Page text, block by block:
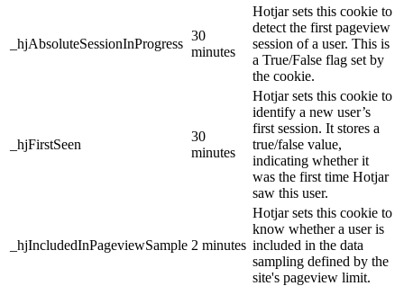
_hjAbsoluteSessionInProgress
30
minutes
Hotjar sets this cookie to
detect the first pageview
session of a user. This is
a True/False flag set by
the cookie.
_hjFirstSeen
30
minutes
Hotjar sets this cookie to
identify a new user’s
first session. It stores a
true/false value,
indicating whether it
was the first time Hotjar
saw this user.
_hjIncludedInPageviewSample 2 minutes
Hotjar sets this cookie to
know whether a user is
included in the data
sampling defined by the
site's pageview limit.